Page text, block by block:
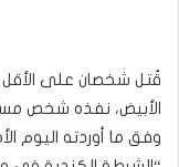
قُتل شخصان على
الأبيض، نفذه شخص
وفق ما أوردته اليوم